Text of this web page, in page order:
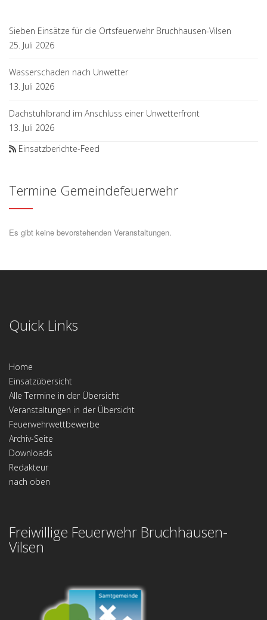
Sieben Einsätze für die Ortsfeuerwehr Bruchhausen-Vilsen
25. Juli 2026
Wasserschaden nach Unwetter
13. Juli 2026
Dachstuhlbrand im Anschluss einer Unwetterfront
13. Juli 2026
Einsatzberichte-Feed
Termine Gemeindefeuerwehr
Es gibt keine bevorstehenden Veranstaltungen.
Quick Links
Home
Einsatzübersicht
Alle Termine in der Übersicht
Veranstaltungen in der Übersicht
Feuerwehrwettbewerbe
Archiv-Seite
Downloads
Redakteur
nach oben
Freiwillige Feuerwehr Bruchhausen-
Vilsen